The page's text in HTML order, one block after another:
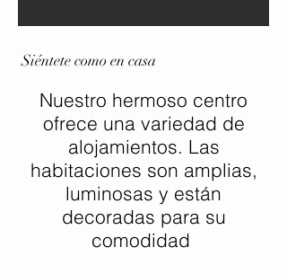
Siéntete como en casa
Nuestro hermoso centro
ofrece una variedad de
alojamientos. Las
habitaciones son amplias,
luminosas y están
decoradas para su
comodidad